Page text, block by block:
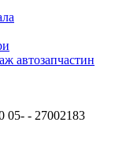
автозапчастин
05- - 27002183